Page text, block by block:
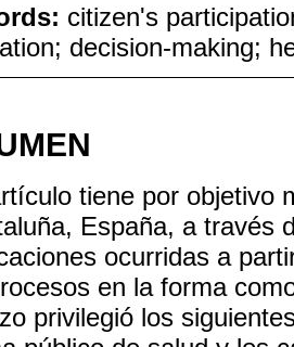
citizen's
decision-making;
tiene por objetivo
España, a través
ocurridas a
en la forma
privilegió los